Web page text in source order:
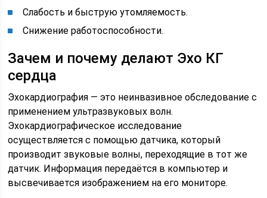
Слабость и быструю утомляемость.
Снижение работоспособности.
Зачем и почему делают Эхо КГ
сердца
Эхокардиография — это неинвазивное обследование с
применением ультразвуковых волн.
Эхокардиографическое исследование
осуществляется с помощью датчика, который
производит звуковые волны, переходящие в тот же
датчик. Информация передаётся в компьютер и
высвечивается изображением на его мониторе.